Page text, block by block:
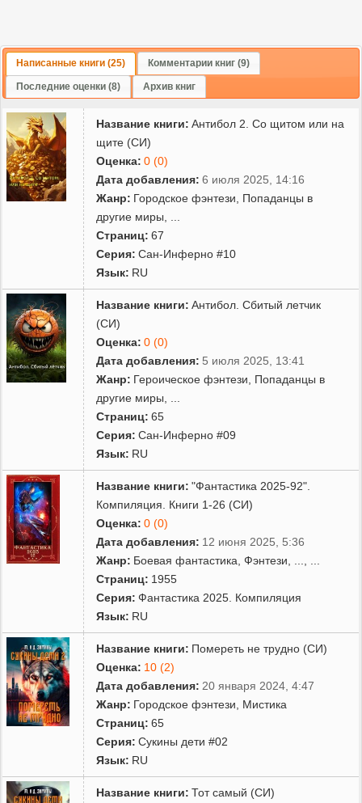
Написанные книги (25) Комментарии книг (9)
Последние оценки (8) Архив книг
Название книги: Антибол 2. Со щитом или на
щите (СИ)
Оценка: 0 (0)
Дата добавления: 6 июля 2025, 14:16
Жанр: Городское фэнтези
Попаданцы в
другие миры
Страниц: 67
Серия: Сан-Инферно #10
Язык: RU
Название книги: Антибол. Сбитый летчик
(СИ)
Оценка: 0 (0)
Дата добавления: 5 июля 2025, 13:41
Жанр: Героическое фэнтези
Попаданцы в
другие миры
Страниц: 65
Серия: Сан-Инферно #09
Язык: RU
Название книги: "Фантастика 2025-92".
Компиляция. Книги 1-26 (СИ)
Оценка: 0 (0)
Дата добавления: 12 июня 2025, 5:36
Жанр: Боевая фантастика ,Фэнтези
Страниц: 1955
Серия: Фантастика 2025. Компиляция
Язык: RU
Название книги: Помереть не трудно (СИ)
Оценка: 10 (2)
Дата добавления: 20 января 2024, 4:47
Жанр: Городское фэнтези
Мистика
Страниц: 65
Серия: Сукины дети #02
Язык: RU
Название книги: Тот самый (СИ)